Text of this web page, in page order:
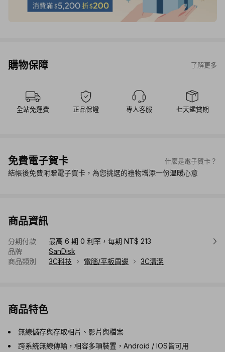
購物保障 了解更多
全站免運費 正品保證 專人客服 七天鑑賞期
免費電子賀卡 什麼是電子賀卡？
結帳後免費附贈電子賀卡，為您挑選的禮物增添一份溫暖心意
商品資訊
分期付款
最高 6 期 0 利率，每期 NT$ 213
品牌
SanDisk
商品類別
3C科技 電腦/平板周邊 3C清潔
商品特色
無線儲存與存取相片、影片與檔案
跨系統無線傳輸，相容多項裝置，Android / IOS皆可用